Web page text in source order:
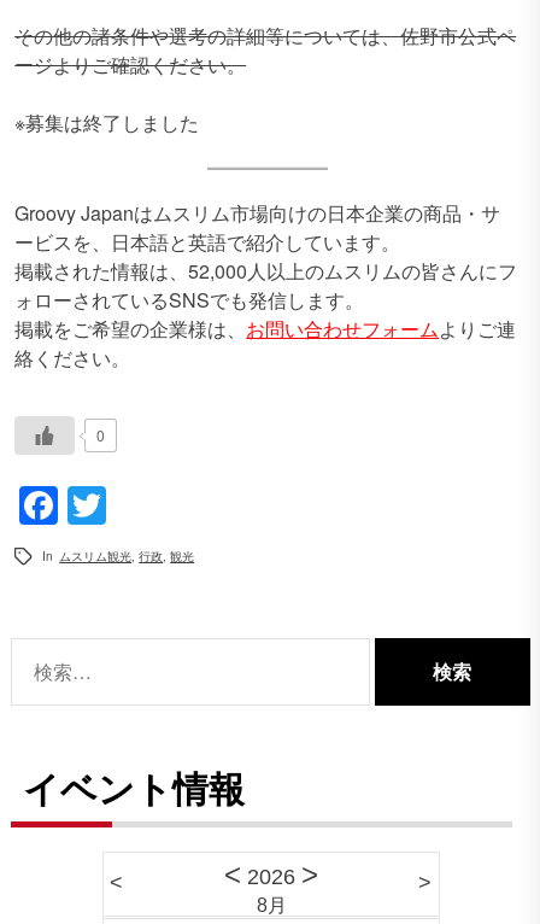
その他の諸条件や選考の詳細等については、佐野市公式ペ
ージよりご確認ください。
※募集は終了しました
Groovy Japanはムスリム市場向けの日本企業の商品・サ
ービスを、日本語と英語で紹介しています。
掲載された情報は、52,000人以上のムスリムの皆さんにフ
ォローされているSNSでも発信します。
掲載をご希望の企業様は、 お問い合わせフォームよりご連
絡ください。
0
Facebook
In ムスリム観光 ,行政 ,観光
索:
イベント情報
< < 2026 >
8月
>